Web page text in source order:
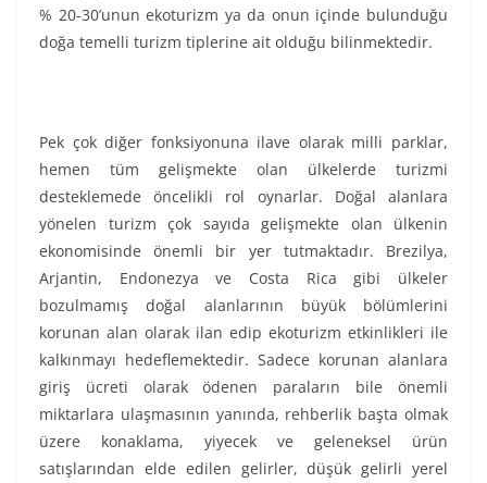
% 20-30’unun ekoturizm ya da onun içinde bulunduğu
doğa temelli turizm tiplerine ait olduğu bilinmektedir.
Pek çok diğer fonksiyonuna ilave olarak milli parklar,
hemen tüm gelişmekte olan ülkelerde turizmi
desteklemede öncelikli rol oynarlar. Doğal alanlara
yönelen turizm çok sayıda gelişmekte olan ülkenin
ekonomisinde önemli bir yer tutmaktadır. Brezilya,
Arjantin, Endonezya ve Costa Rica gibi ülkeler
bozulmamış doğal alanlarının büyük bölümlerini
korunan alan olarak ilan edip ekoturizm etkinlikleri ile
kalkınmayı hedeflemektedir. Sadece korunan alanlara
giriş ücreti olarak ödenen paraların bile önemli
miktarlara ulaşmasının yanında, rehberlik başta olmak
üzere konaklama, yiyecek ve geleneksel ürün
satışlarından elde edilen gelirler, düşük gelirli yerel